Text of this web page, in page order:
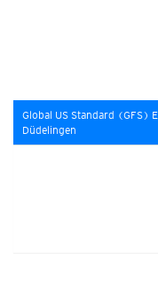
Global US Standard (GFS)
Düdelingen